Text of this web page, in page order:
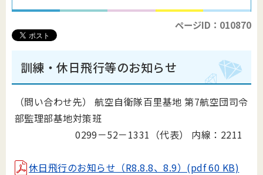
ページID：010870
訓練・休日飛行等のお知らせ
（問い合わせ先） 航空自衛隊百里基地 第7航空団司令
部監理部基地対策班
0299－52－1331（代表） 内線：2211
休日飛行のお知らせ（R8.8.8、8.9）(pdf 60 KB)